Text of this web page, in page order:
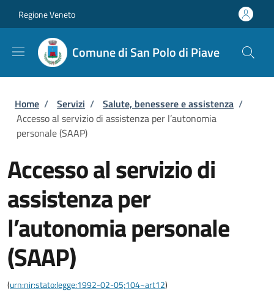
Regione Veneto
Comune di San Polo di Piave
Briciole di pane
Home / Servizi / Salute, benessere e assistenza /
Accesso al servizio di assistenza per l’autonomia
personale (SAAP)
Accesso al servizio di
assistenza per
l’autonomia personale
(SAAP)
(urn:nir:stato:legge:1992-02-05;104~art12)